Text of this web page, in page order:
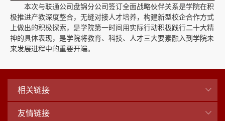
本次与联通公司盘锦分公司签订全面战略伙伴关系是学院在积
极推进产教深度整合，无缝对接人才培养，构建新型校企合作方式
上做出的积极探索，是学院第一时间用实际行动积极践行二十大精
神的具体表现，是学院将教育、科技、人才三大要素融入到学院未
来发展进程中的重要开端。
相关链接
友情链接